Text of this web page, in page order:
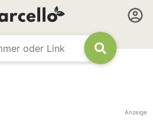
Anzeige